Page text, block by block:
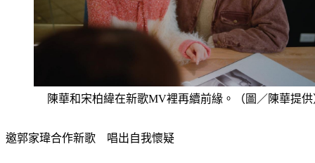
陳華和宋柏緯在新歌MV裡再續前緣。（圖／陳華提供
邀郭家瑋合作新歌　唱出自我懷疑